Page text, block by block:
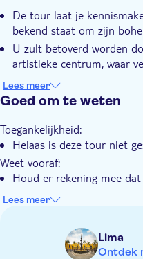
Tour met gids
E-Voucher
Hotel pick-up
Transport inbegrepen
De tour laat je
bekend staat om zijn
U zult betoverd worden
artistieke centrum, waar
Een bezoek aan het Park
proeven, zoals
Lees meer
Goed om te weten
Toegankelijkheid:
Helaas is deze tour niet
Weet vooraf:
Houd er rekening mee
Vergeet niet mee te nemen:
Comfortabele kleding en
Lees meer
Lima
Ontdek